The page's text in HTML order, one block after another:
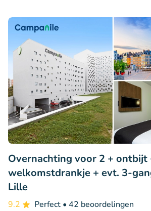
Overnachting voor 2 + ontbijt
welkomstdrankje + evt. 3-
Lille
9.2 Perfect • 42 beoordelingen